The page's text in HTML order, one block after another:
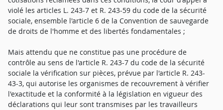
violé les articles L. 243-7 et R. 243-59 du code de la sécurité
sociale, ensemble l'article 6 de la Convention de sauvegarde
de droits de l'homme et des libertés fondamentales ;
Mais attendu que ne constitue pas une procédure de
contrôle au sens de l'article R. 243-7 du code de la sécurité
sociale la vérification sur pièces, prévue par l'article R. 243-
43-3, qui autorise les organismes de recouvrement à vérifier
l'exactitude et la conformité à la législation en vigueur des
déclarations qui leur sont transmises par les travailleurs